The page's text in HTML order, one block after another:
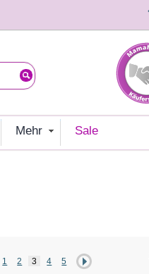
mehr sale
1 2 3 4 5